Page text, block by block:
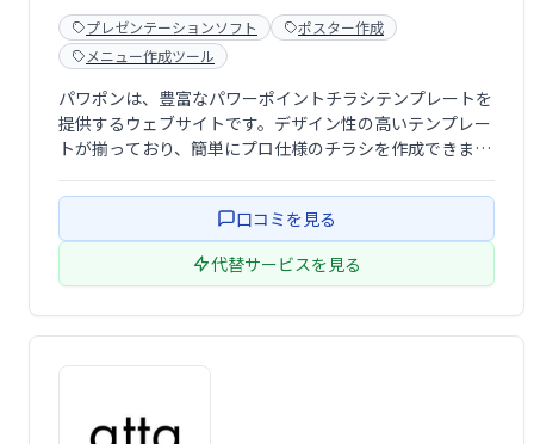
プレゼンテーションソフト
ポスター作成
メニュー作成ツール
パワポンは、豊富なパワーポイントチラシテンプレートを
提供するウェブサイトです。デザイン性の高いテンプレー
トが揃っており、簡単にプロ仕様のチラシを作成できま
応。時間を節約し、効果的なチラシ制作を実現します。
口コミを見る
代替サービスを見る